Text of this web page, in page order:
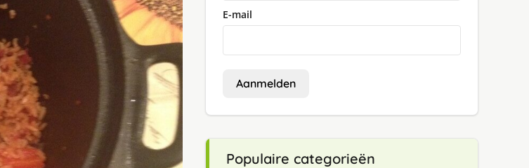
E-mail
Aanmelden
Populaire categorieën